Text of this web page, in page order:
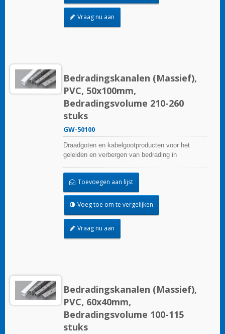
Vraag nu aan
Bedradingskanalen (Massief),
PVC, 50x100mm,
Bedradingsvolume 210-260
stuks
GW-50100
Draadgoten en kabelgootproducten voor het
geleiden en verbergen van bedrading in
configuraties, materialen, maten en kleuren om
aan elke toepassing te voldoen. Kies uit een
breed scala aan accessoires en gereedschappen
voor een gemakkelijke installatie.
Toevoegen aan lijst
Voeg toe om te vergelijken
Vraag nu aan
Bedradingskanalen (Massief),
PVC, 60x40mm,
Bedradingsvolume 100-115
stuks